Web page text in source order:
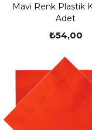
Mavi Renk Plastik
Adet
₺54,00